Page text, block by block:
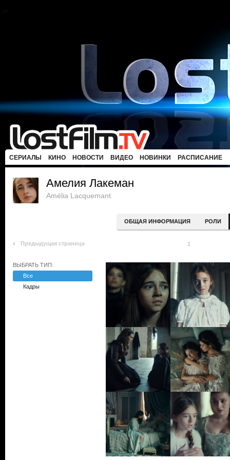
СЕРИАЛЫ КИНО НОВОСТИ ВИДЕО НОВИНКИ РАСПИСАНИЕ
Амелия Лакеман
Amélia Lacquemant
ОБЩАЯ ИНФОРМАЦИЯ РОЛИ
Предыдущая страница 1
ВЫБРАТЬ ТИП:
Все
Кадры